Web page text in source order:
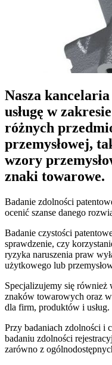
Nasza
usługę w
różnych
przemysłowej,
wzory
znaki towarowe.
Badanie zdolności
ocenić szanse danego
Badanie czystości
sprawdzenie, czy
ryzyka naruszenia praw
użytkowego lub
Specjalizujemy się również
znaków towarowych oraz
dla firm, produktów i usług.
Przy badaniach zdolności i
badaniu zdolności
zarówno z